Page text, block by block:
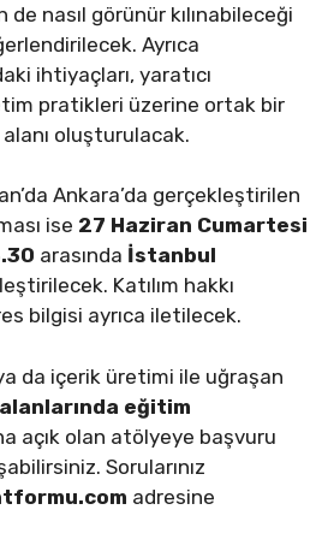
nasıl görünür kılınabileceği
Ayrıca
ihtiyaçları, yaratıcı
pratikleri üzerine ortak bir
oluşturulacak.
Ankara’da gerçekleştirilen
ise 27 Haziran Cumartesi
arasında İstanbul
Katılım hakkı
bilgisi ayrıca iletilecek.
da içerik üretimi ile uğraşan
eğitim
açık olan atölyeye başvuru
Sorularınız
adresine